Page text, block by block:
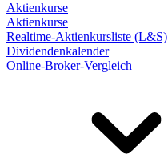
Aktienkurse
Aktienkurse
Realtime-Aktienkursliste (L&S)
Dividendenkalender
Online-Broker-Vergleich